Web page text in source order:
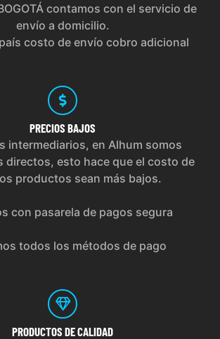
contamos con el servicio de
envío a domicilio.
costo de envío cobro adicional
PRECIOS BAJOS
intermediarios, en Alhum somos
directos, esto hace que el costo de
productos sean más bajos.
con pasarela de pagos segura
todos los métodos de pago
PRODUCTOS DE CALIDAD